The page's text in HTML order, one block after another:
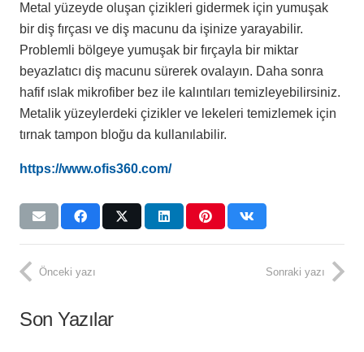
Metal yüzeyde oluşan çizikleri gidermek için yumuşak
bir diş fırçası ve diş macunu da işinize yarayabilir.
Problemli bölgeye yumuşak bir fırçayla bir miktar
beyazlatıcı diş macunu sürerek ovalayın. Daha sonra
hafif ıslak mikrofiber bez ile kalıntıları temizleyebilirsiniz.
Metalik yüzeylerdeki çizikler ve lekeleri temizlemek için
tırnak tampon bloğu da kullanılabilir.
https://www.ofis360.com/
Önceki yazı Sonraki yazı
Son Yazılar